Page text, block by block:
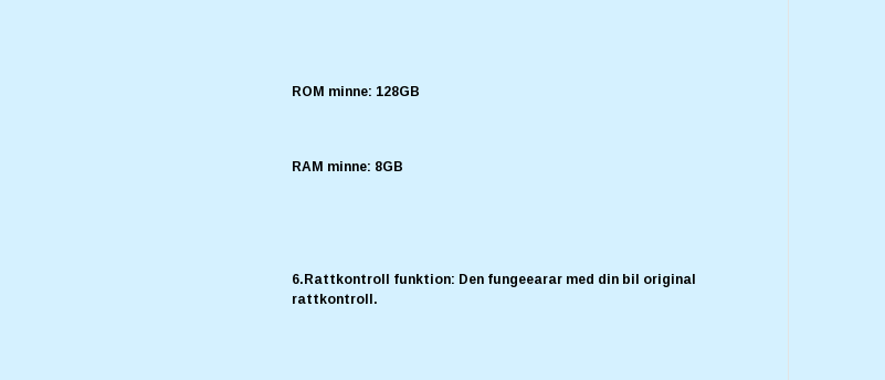
ROM minne: 128GB
RAM minne: 8GB
6.Rattkontroll funktion: Den fungeearar med din bil original
rattkontroll.